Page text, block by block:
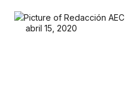
abril 15, 2020